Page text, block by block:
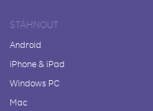
STÁHNOUT
Android
iPhone & iPad
Windows PC
Mac